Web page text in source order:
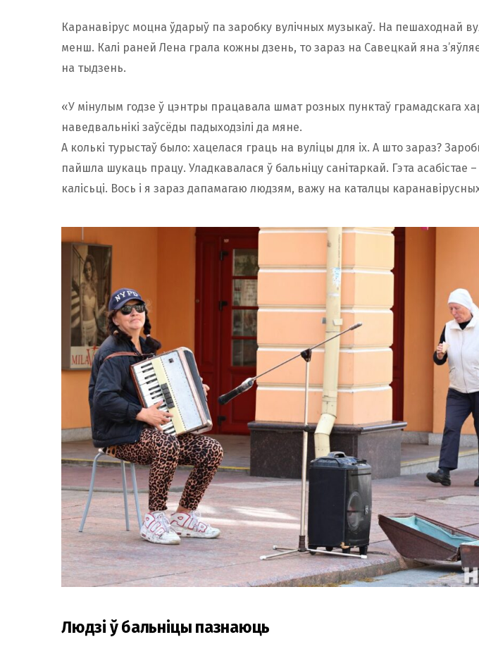
Каранавірус моцна ўдарыў па заробку вулічных музыкаў. На пешаходнай
менш. Калі раней Лена грала кожны дзень, то зараз на Савецкай яна
на тыдзень.
«У мінулым годзе ў цэнтры працавала шмат розных пунктаў грамадскага
наведвальнікі заўсёды падыходзілі да мяне.
А колькі турыстаў было: хацелася граць на вуліцы для іх. А што зараз?
пайшла шукаць працу. Уладкавалася ў бальніцу санітаркай. Гэта асабістае
калісьці. Вось і я зараз дапамагаю людзям, важу на каталцы
Людзі ў бальніцы пазнаюць